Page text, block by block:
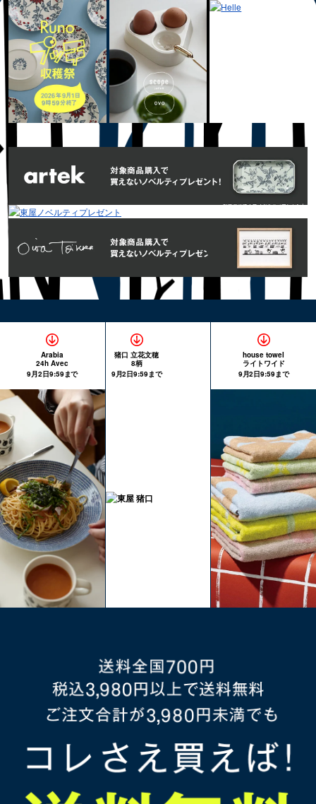
Arabia
24h Avec
9月2日9:59まで
猪口 立花文穂
8柄
9月2日9:59まで
house towel
ライトワイド
9月2日9:59まで